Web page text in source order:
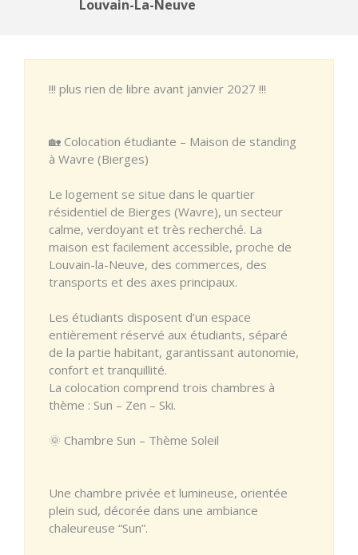
Louvain-La-Neuve
!!! plus rien de libre avant janvier 2027 !!!
🏡 Colocation étudiante – Maison de standing
à Wavre (Bierges)
Le logement se situe dans le quartier
résidentiel de Bierges (Wavre), un secteur
calme, verdoyant et très recherché. La
maison est facilement accessible, proche de
Louvain-la-Neuve, des commerces, des
transports et des axes principaux.
Les étudiants disposent d’un espace
entièrement réservé aux étudiants, séparé
de la partie habitant, garantissant autonomie,
confort et tranquillité.
La colocation comprend trois chambres à
thème : Sun – Zen – Ski.
🌞 Chambre Sun – Thème Soleil
Une chambre privée et lumineuse, orientée
plein sud, décorée dans une ambiance
chaleureuse “Sun”.